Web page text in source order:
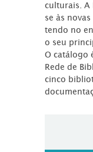
culturais. A
se às
tendo no
o seu
O catálogo
Rede de
cinco